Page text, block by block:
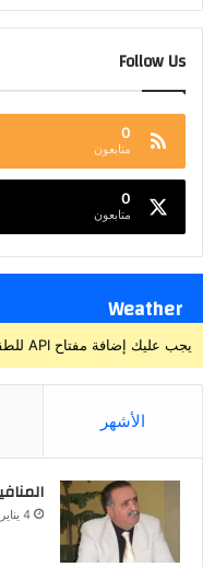
Follow Us
0
متابعون
0
متابعون
Weather
يجب عليك إضافة مفتاح API للطقس من خلال صفحة إعدادات القالب > الدمج.
الأشهر
4 يناير، 2021